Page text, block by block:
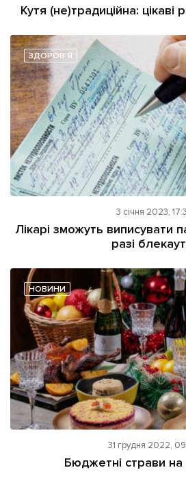
Кутя (не)традиційна: цікаві
ЗДОРОВ'Я
3 січня 2023,
Лікарі зможуть виписувати
разі
НОВИНИ
31 грудня 2022,
Бюджетні страви на